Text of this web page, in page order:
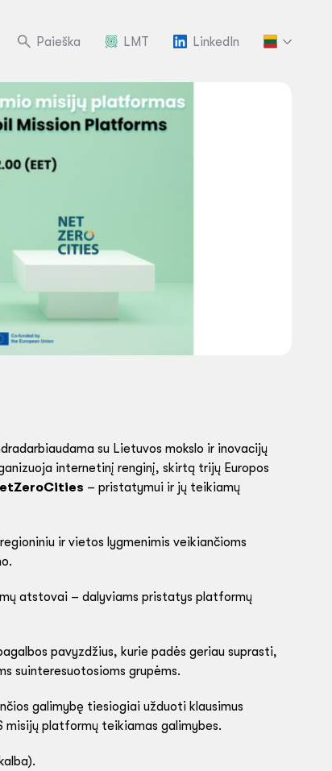
Paieška LMT LinkedIn
su Lietuvos mokslo ir inovacijų
internetinį renginį, skirtą trijų Europos
– pristatymui ir jų teikiamų
ir vietos lygmenimis veikiančioms
atstovai – dalyviams pristatys platformų
pavyzdžius, kurie padės geriau suprasti,
suinteresuotosioms grupėms.
galimybę tiesiogiai užduoti klausimus
misijų platformų teikiamas galimybes.